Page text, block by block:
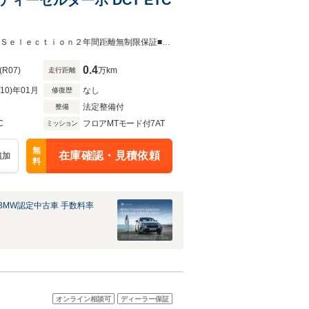
(R07) 走行距離 0.4万km
年01月 修復歴 なし
整備
法定整備付
ミッション フロアMTモード付7AT
加
無
料
在庫確認・見積依頼
認定中古車 手数料率
オンライン相談可 ディーラー保証